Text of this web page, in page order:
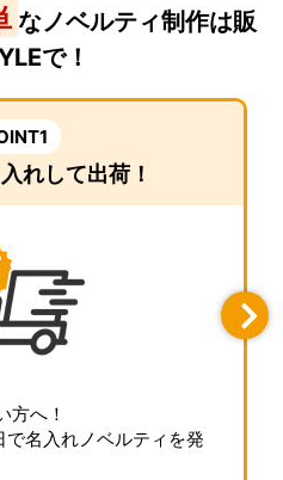
なノベルティ制作は販
で！
れして出荷！
方へ！
名入れノベルティを発